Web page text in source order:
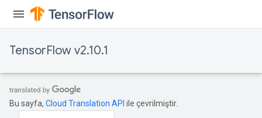
TensorFlow v2.10.1
Bu sayfa, Cloud Translation API ile çevrilmiştir.